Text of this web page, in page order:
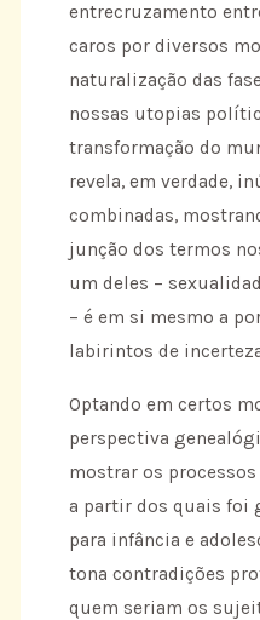
entrecruzamento
caros por diversos
naturalização das
nossas utopias
transformação do
revela, em verdade,
combinadas,
junção dos termos
um deles –
– é em si mesmo a
labirintos de
Optando em certos
perspectiva
mostrar os
a partir dos quais foi
para infância e
tona contradições
quem seriam os